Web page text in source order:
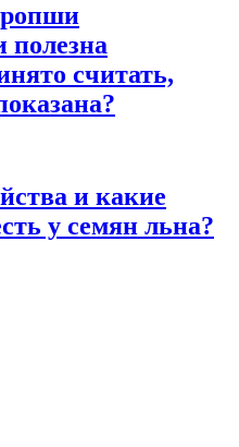
полезна
считать,
и какие
у семян льна?